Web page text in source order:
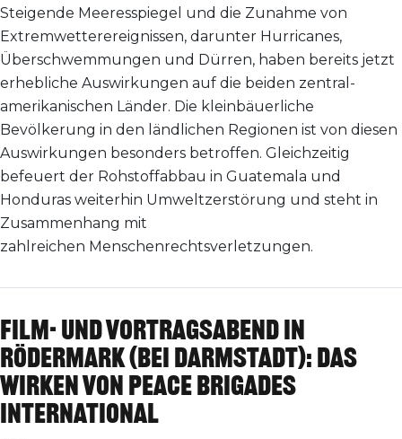
Steigende Meeresspiegel und die Zunahme von
Extremwetterereignissen, darunter Hurricanes,
Überschwemmungen und Dürren, haben bereits jetzt
erhebliche Auswirkungen auf die beiden zentral­
amerikanischen Länder. Die kleinbäuerliche
Bevölkerung in den ländlichen Regionen ist von diesen
Auswirkungen besonders betroffen. Gleichzeitig
befeuert der Rohstoffabbau in Guatemala und
Honduras weiterhin Umweltzerstörung und steht in
Zusammenhang mit
zahlreichen Menschenrechtsverletzungen.
Film- und Vortragsabend in
Rödermark (bei Darmstadt): Das
Wirken von peace brigades
international